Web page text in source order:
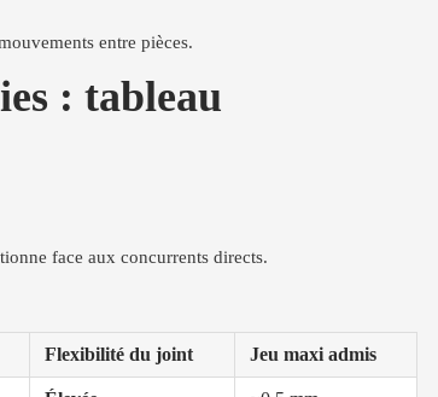
entre pièces.
: tableau
face aux concurrents directs.
Flexibilité du joint Jeu maxi admis